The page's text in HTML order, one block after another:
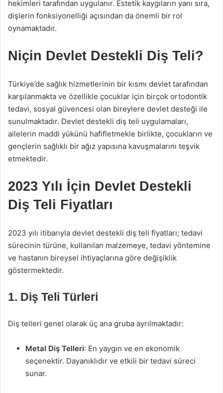
hekimleri tarafından uygulanır. Estetik kaygıların yanı sıra,
dişlerin fonksiyonelliği açısından da önemli bir rol
oynamaktadır.
Niçin Devlet Destekli Diş Teli?
Türkiye’de sağlık hizmetlerinin bir kısmı devlet tarafından
karşılanmakta ve özellikle çocuklar için birçok ortodontik
tedavi, sosyal güvencesi olan bireylere devlet desteği ile
sunulmaktadır. Devlet destekli diş teli uygulamaları,
ailelerin maddi yükünü hafifletmekle birlikte, çocukların ve
gençlerin sağlıklı bir ağız yapısına kavuşmalarını teşvik
etmektedir.
2023 Yılı İçin Devlet Destekli
Diş Teli Fiyatları
2023 yılı itibarıyla devlet destekli diş teli fiyatları; tedavi
sürecinin türüne, kullanılan malzemeye, tedavi yöntemine
ve hastanın bireysel ihtiyaçlarına göre değişiklik
göstermektedir.
1. Diş Teli Türleri
Diş telleri genel olarak üç ana gruba ayrılmaktadır:
Metal Diş Telleri: En yaygın ve en ekonomik
seçenektir. Dayanıklıdır ve etkili bir tedavi süreci
sunar.